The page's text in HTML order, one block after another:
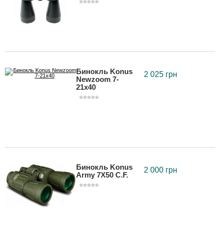
Бинокль Konus
Newzoom 7-
21x40
2 025 грн
Бинокль Konus
Army 7X50 C.F.
2 000 грн